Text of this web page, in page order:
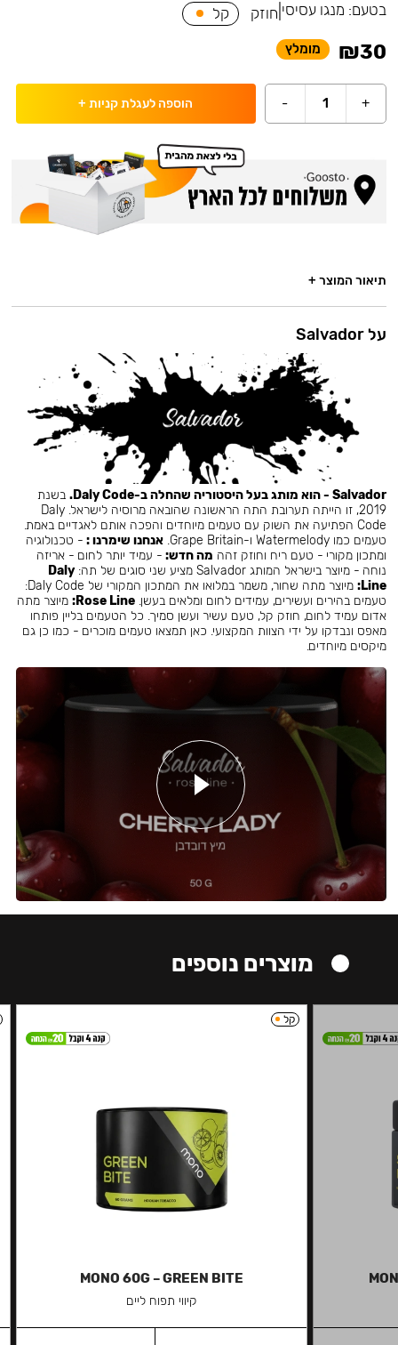
בטעם: מנגו עסיסי חוזק קל
₪30 מומלץ
+
1
- הוספה לעגלת קניות +
תיאור המוצר +
על Salvador
Salvador - הוא מותג בעל היסטוריה שהחלה ב-Daly Code.
בשנת
2019, זו הייתה תערובת התה הראשונה שהובאה מרוסיה לישראל. Daly
Code הפתיעה את השוק עם טעמים מיוחדים והפכה אותם לאגדיים באמת.
טעמים כמו Watermelody ו-Grape Britain.
אנחנו שימרנו : - טכנולוגיה
ומתכון מקורי - טעם ריח וחוזק זהה מה חדש: - עמיד יותר לחום - אריזה
נוחה - מיוצר בישראל המותג Salvador מציע שני סוגים של תה:
Daly
Line:
מיוצר מתה שחור, משמר במלואו את המתכון המקורי של Daly Code:
טעמים בהירים ועשירים, עמידים לחום ומלאים בעשן.Rose Line: מיוצר מתה
אדום עמיד לחום, חוזק קל, טעם עשיר ועשן סמיך. כל הטעמים בליין פותחו
מאפס ונבדקו על ידי הצוות המקצועי. כאן תמצאו טעמים מוכרים - כמו כן גם
מיקסים מיוחדים.
מוצרים נוספים
קל
MONO 60G – GREEN BITE
קיווי תפוח ליים